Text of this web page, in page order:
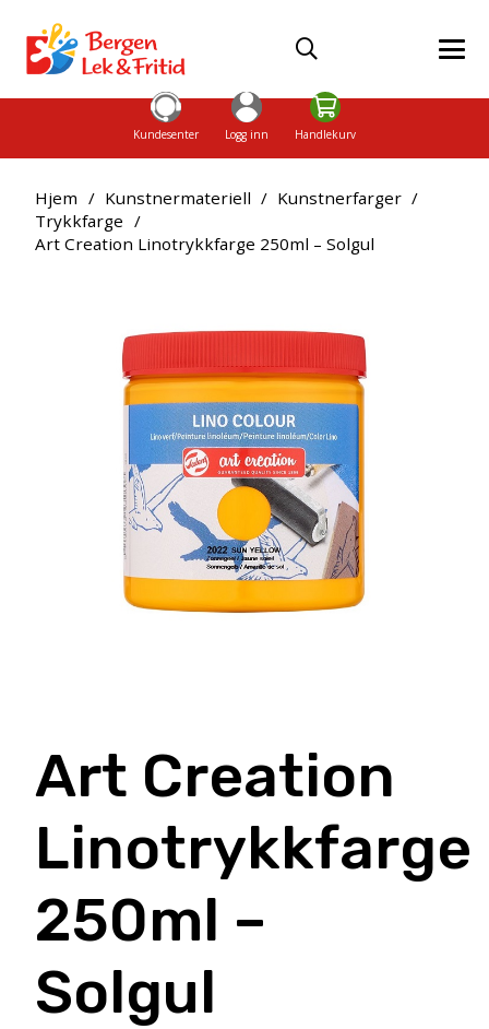
Kundesenter Logg inn Handlekurv
Hjem / Kunstnermateriell / Kunstnerfarger /
Trykkfarge /
Art Creation Linotrykkfarge 250ml – Solgul
Art Creation
Linotrykkfarge
250ml –
Solgul